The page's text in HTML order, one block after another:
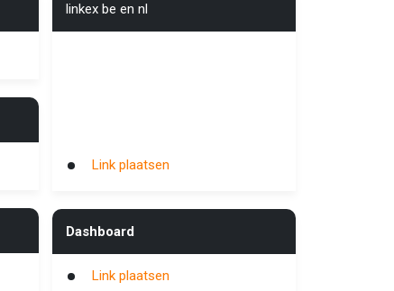
linkex be en nl
Link plaatsen
Dashboard
Link plaatsen